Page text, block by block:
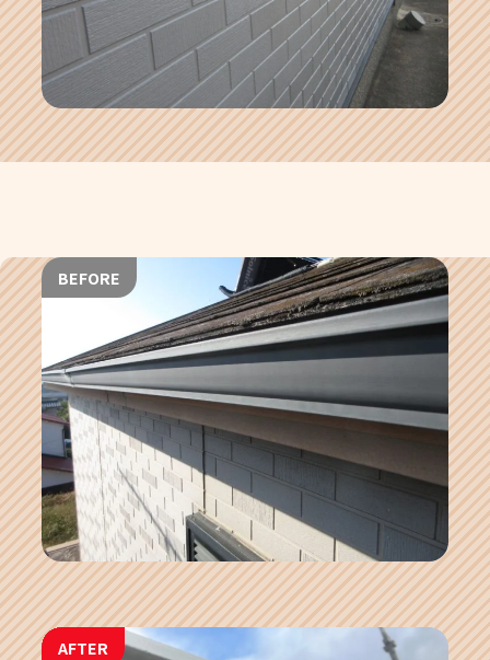
BEFORE
AFTER